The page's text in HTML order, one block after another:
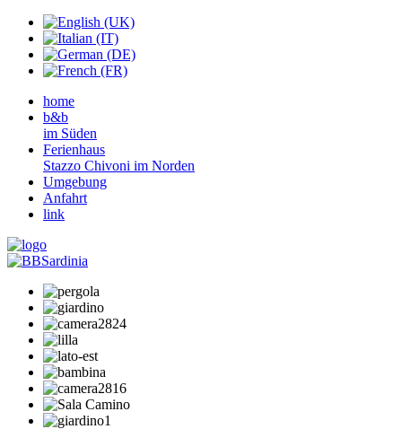
home
b&b
im Süden
Ferienhaus
Stazzo Chivoni im Norden
Umgebung
Anfahrt
link